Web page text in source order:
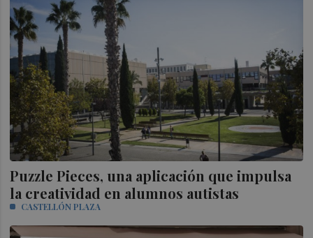
Puzzle Pieces, una aplicación que impulsa
la creatividad en alumnos autistas
CASTELLÓN PLAZA